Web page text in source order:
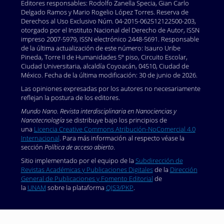
urges-countries-to-build-a-fairer-healthier-world-post-
covid-19
Pardi, Norbert; Hogan, Michael; Porter, Frederick y
Weissman, Drew. 2018. mRNA vaccines – a new era in
vaccinology. Nature Reviews Drug Discovery, 17: 261-
279.https://doi.org/10.1038/nrd.2017.243DOI:
https://doi.org/10.1038/nrd.2017.243
Pramanik, Avijit; Gao, Ye; Patibandla, Shamily; Mitra,
diagnosis and effective inhibition of coronavirus using
spike antibody attached gold nanoparticles.
Nanoscale Advances, 3: 1588-1596.
https://doi.org/10.1039/D0NA01007C
https://doi.org/10.1039/D0NA01007C
Rabiee, Navid; Bagherzadeh, Mojtaba; Ghasemi, Amir;
Zare, Hossein; Ahmadi, Sepideh et al. 2020. Point-of-
Enabled Solutions for the COVID-19 Pandemic.
Editores responsables: Rodolfo Zanella Specia, Gian Carlo
Delgado Ramos y Mario Rogelio López Torres. Reserva de
Derechos al Uso Exclusivo Núm. 04-2015-062512122500-203,
otorgado por el Instituto Nacional del Derecho de Autor, ISSN
impreso 2007-5979, ISSN electrónico 2448-5691. Responsable
de la última actualización de este número: Isauro Uribe
Pineda, Torre II de Humanidades 5º piso, Circuito Escolar,
Ciudad Universitaria, alcaldía Coyoacán, 04510, Ciudad de
México. Fecha de la última modificación: 30 de junio de 2026.
Las opiniones expresadas por los autores no necesariamente
reflejan la postura de los editores.
Mundo Nano. Revista interdisciplinaria en Nanociencias y
Nanotecnologíase distribuye bajo los principios de
una Licencia Creative Commons Atribución-NoComercial 4.0
Internacional. Para más información al respecto véase la
sección Política de acceso abierto.
Sitio implementado por el equipo de la Subdirección de
Revistas Académicas y Publicaciones Digitalesde la Dirección
General de Publicaciones y Fomento Editorial de
la UNAM sobre la plataforma OJS3/PKP.